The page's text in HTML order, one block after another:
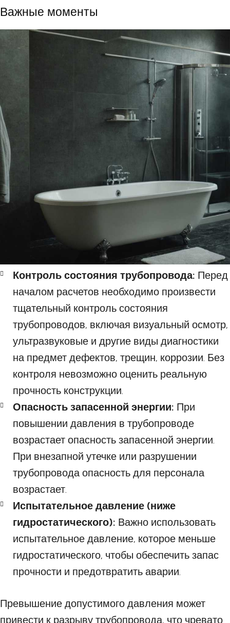
Важные моменты
Контроль состояния трубопровода: Перед
началом расчетов необходимо произвести
тщательный контроль состояния
трубопроводов, включая визуальный осмотр,
ультразвуковые и другие виды диагностики
на предмет дефектов, трещин, коррозии. Без
контроля невозможно оценить реальную
прочность конструкции.
Опасность запасенной энергии: При
повышении давления в трубопроводе
возрастает опасность запасенной энергии.
При внезапной утечке или разрушении
трубопровода опасность для персонала
возрастает.
Испытательное давление (ниже
гидростатического): Важно использовать
испытательное давление, которое меньше
гидростатического, чтобы обеспечить запас
прочности и предотвратить аварии.
Превышение допустимого давления может
привести к разрыву трубопровода, что чревато